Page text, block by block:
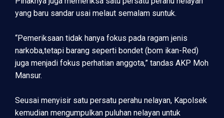
yang baru sandar usai melaut semalam suntuk.
“Pemeriksaan tidak hanya fokus pada ragam jenis
narkoba,tetapi barang seperti bondet (bom ikan-Red)
juga menjadi fokus perhatian anggota,” tandas AKP Moh
Mansur.
Seusai menyisir satu persatu perahu nelayan, Kapolsek
kemudian mengumpulkan puluhan nelayan untuk